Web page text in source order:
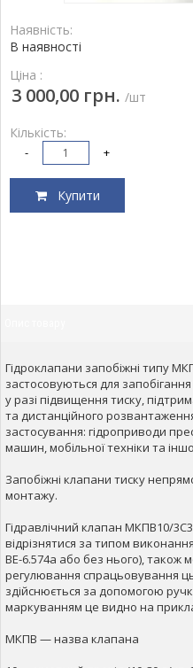
Наявність:
В наявності
Ціна :
3 000,00 грн. /шт
Кількість:
- +
Купити
Гідроклапани запобіжні типу
застосовуються для
у разі підвищення тиску,
та дистанційного
застосування: гідроприводи
машин, мобільної техніки та
Запобіжні клапани тиску
монтажу.
Гідравлічний клапан МКПВ10/
відрізнятися за типом
ВЕ-6.574а або без нього), також
регулювання спрацьовування
здійснюється за допомогою
маркуванням це видно на
МКПВ — назва клапана